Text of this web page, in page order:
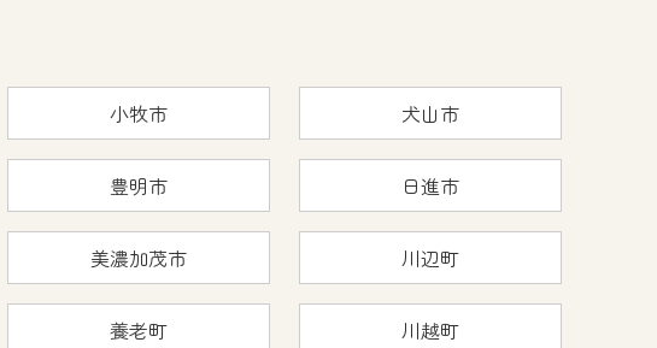
小牧市 犬山市
豊明市 日進市
美濃加茂市 川辺町
養老町 川越町